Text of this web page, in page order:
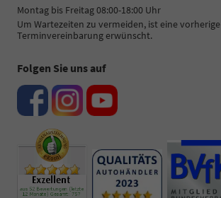
Montag bis Freitag 08:00-18:00 Uhr
Um Wartezeiten zu vermeiden, ist eine vorherige
Terminvereinbarung erwünscht.
Folgen Sie uns auf